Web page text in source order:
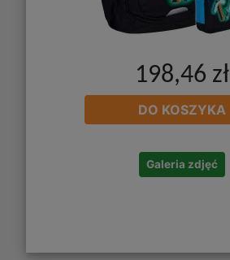
198,46 zł
DO KOSZYKA
Galeria zdjęć